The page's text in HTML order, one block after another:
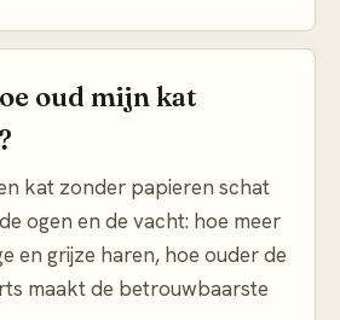
oud mijn kat
kat zonder papieren schat
ogen en de vacht: hoe meer
en grijze haren, hoe ouder de
maakt de betrouwbaarste